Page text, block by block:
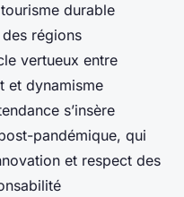
durable
régions
vertueux entre
et dynamisme
s’insère
pandémique, qui
et respect des